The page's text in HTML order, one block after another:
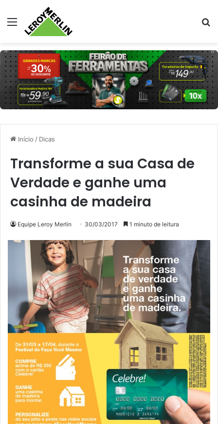
Menu
Início / Dicas
Transforme a sua Casa de
Verdade e ganhe uma
casinha de madeira
Equipe Leroy Merlin 30/03/2017 1 minuto de leitura